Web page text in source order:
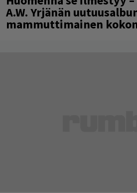
A.W. Yrjänän
mammuttimainen